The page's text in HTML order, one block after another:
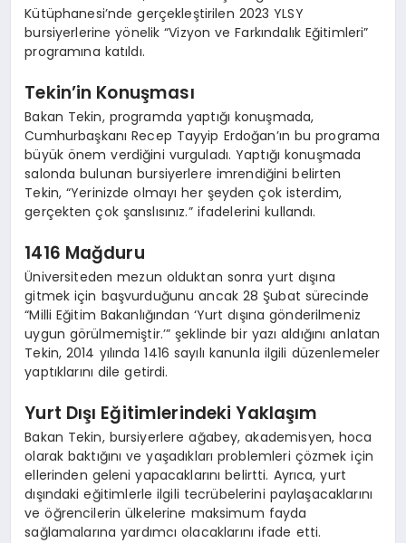
Kütüphanesi’nde gerçekleştirilen 2023 YLSY
bursiyerlerine yönelik “Vizyon ve Farkındalık Eğitimleri”
programına katıldı.
Tekin’in Konuşması
Bakan Tekin, programda yaptığı konuşmada,
Cumhurbaşkanı Recep Tayyip Erdoğan’ın bu programa
büyük önem verdiğini vurguladı. Yaptığı konuşmada
salonda bulunan bursiyerlere imrendiğini belirten
Tekin, “Yerinizde olmayı her şeyden çok isterdim,
gerçekten çok şanslısınız.” ifadelerini kullandı.
1416 Mağduru
Üniversiteden mezun olduktan sonra yurt dışına
gitmek için başvurduğunu ancak 28 Şubat sürecinde
“Milli Eğitim Bakanlığından ‘Yurt dışına gönderilmeniz
uygun görülmemiştir.’” şeklinde bir yazı aldığını anlatan
Tekin, 2014 yılında 1416 sayılı kanunla ilgili düzenlemeler
yaptıklarını dile getirdi.
Yurt Dışı Eğitimlerindeki Yaklaşım
Bakan Tekin, bursiyerlere ağabey, akademisyen, hoca
olarak baktığını ve yaşadıkları problemleri çözmek için
ellerinden geleni yapacaklarını belirtti. Ayrıca, yurt
dışındaki eğitimlerle ilgili tecrübelerini paylaşacaklarını
ve öğrencilerin ülkelerine maksimum fayda
sağlamalarına yardımcı olacaklarını ifade etti.